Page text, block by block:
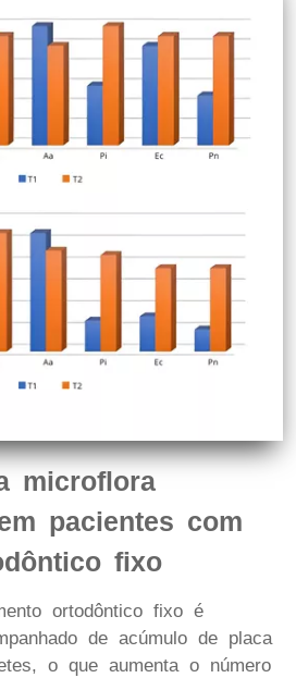
microflora
pacientes com
fixo
ortodôntico fixo é
de acúmulo de placa
o que aumenta o número